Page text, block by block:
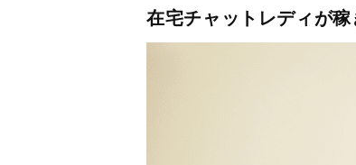
在宅チャットレディが